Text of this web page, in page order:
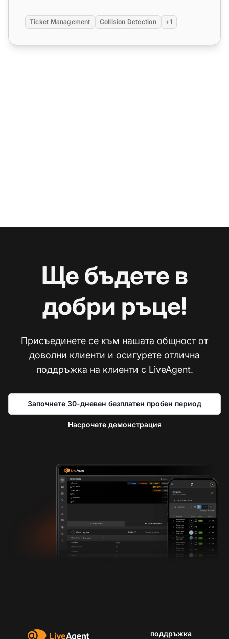
Ticket Management Collision Detection +1
Ще бъдете в
добри ръце!
Присъединете се към нашата общност от
доволни клиенти и осигурете отлична
поддръжка на клиенти с LiveAgent.
Започнете 30-дневен безплатен пробен период
Насрочете демонстрация
поддръжка